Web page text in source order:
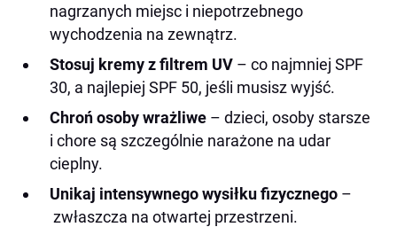
nagrzanych miejsc i niepotrzebnego
wychodzenia na zewnątrz.
Stosuj kremy z filtrem UV – co najmniej SPF
30, a najlepiej SPF 50, jeśli musisz wyjść.
Chroń osoby wrażliwe – dzieci, osoby starsze
i chore są szczególnie narażone na udar
cieplny.
Unikaj intensywnego wysiłku fizycznego –
zwłaszcza na otwartej przestrzeni.